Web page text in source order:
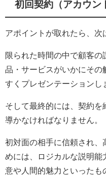
初回契約（アカウン
アポイントが取れたら、次
限られた時間の中で顧客
品・サービスがいかにその
すくプレゼンテーションし
そして最終的には、契約
導かなければなりません。
初対面の相手に信頼され、
めには、ロジカルな説明能
意や人間的魅力といったも